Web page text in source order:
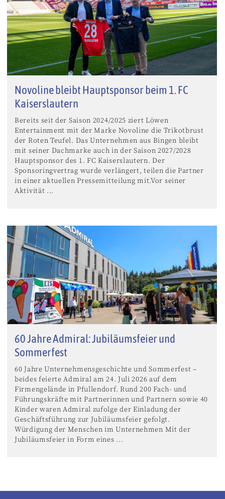
Novoline bleibt Hauptsponsor beim 1. FC
Kaiserslautern
Bereits seit der Saison 2024/2025 ziert Löwen
Entertainment mit der Marke Novoline die Trikotbrust
der Roten Teufel. Das Unternehmen aus Bingen bleibt
mit seiner Dachmarke auch in der Saison 2027/2028
Hauptsponsor des 1. FC Kaiserslautern. Der
Sponsoringvertrag wurde verlängert, teilen die Partner
in einer aktuellen Pressemitteilung mit.Vor seiner
Aktivität ...
60 Jahre Admiral: Jubiläumsfeier und
Sommerfest
60 Jahre Unternehmensgeschichte und Sommerfest –
beides feierte Admiral am 24. Juli 2026 auf dem
Firmengelände in Pfullendorf. Rund 200 Fach- und
Führungskräfte mit Partnerinnen und Partnern sowie 40
Kinder waren Admiral zufolge der Einladung der
Geschäftsführung zur Jubiläumsfeier gefolgt.
Würdigung der Menschen im Unternehmen Mit der
Jubiläumsfeier in Form eines ...